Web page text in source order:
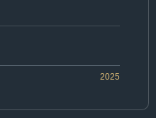
2025